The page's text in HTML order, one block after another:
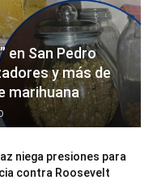
en San Pedro
y más de
marihuana
niega presiones para
contra Roosevelt